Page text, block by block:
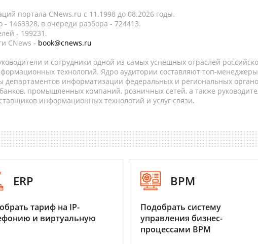
портала CNews.ru c 11.1998 до 08.2026 годы.
1463328, в очереди разбора - 724413.
- 199231.
CNews - book@cnews.ru
и сотрудники одной из самых успешных отраслей
технологий. Ядро аудитории составляют топ-
департаментов информатизации федеральных и региональных
банков, промышленных компаний, розничных сетей, а также
информационных технологий и услуг связи.
ERP
тариф на IP-
и виртуальную
BPM
Подобрать систему
управления бизнес-
процессами BPM